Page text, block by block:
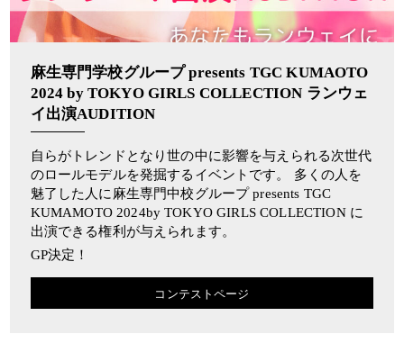
麻生専門学校グループ presents TGC KUMAOTO
2024 by TOKYO GIRLS COLLECTION ランウェ
イ出演AUDITION
自らがトレンドとなり世の中に影響を与えられる次世代
のロールモデルを発掘するイベントです。 多くの人を
魅了した人に麻生専門中校グループ presents TGC
KUMAMOTO 2024by TOKYO GIRLS COLLECTION に
出演できる権利が与えられます。
GP決定！
コンテストページ